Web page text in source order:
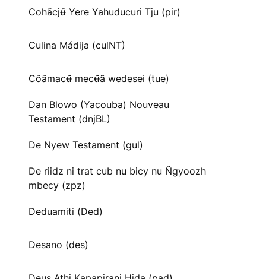
Cohãcjʉ̃ Yere Yahuducuri Tju (pir)
Culina Mádija (culNT)
Cõãmacʉ̃ mecʉ̃ã wedesei (tue)
Dan Blowo (Yacouba) Nouveau
Testament (dnjBL)
De Nyew Testament (gul)
De riidz ni trat cub nu bicy nu Ñgyoozh
mbecy (zpz)
Deduamiti (Ded)
Desano (des)